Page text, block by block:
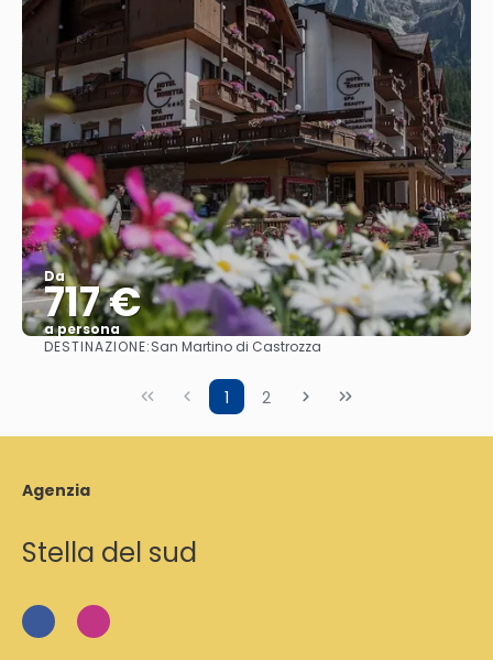
Da
717 €
a persona
Vedere
DESTINAZIONE:San Martino di Castrozza
1 2
Agenzia
Stella del sud